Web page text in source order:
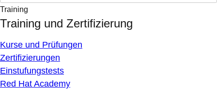
Training
Training und Zertifizierung
Kurse und Prüfungen
Zertifizierungen
Einstufungstests
Red Hat Academy